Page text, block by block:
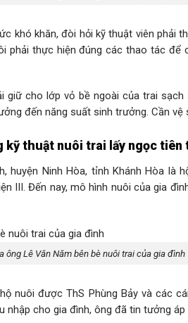
khó khăn, đòi hỏi kỹ thuật viên phải
phải thực hiện đúng các thao tác để
giữ cho lớp vỏ bề ngoài của trai
đến năng suất sinh trưởng. Cần vệ
kỹ thuật nuôi trai lấy ngọc tiên
huyện Ninh Hòa, tỉnh Khánh Hòa là
III. Đến nay, mô hình nuôi của gia
ông Lê Văn Năm bên bè nuôi trai của gia đình
nuôi được ThS Phùng Bảy và các
nhập cho gia đình, ông đã tin tưởng